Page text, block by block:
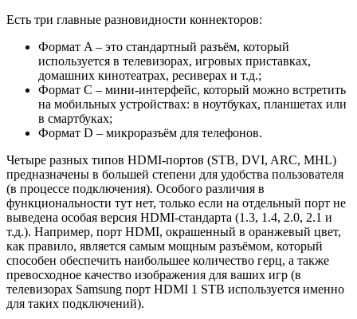
Есть три главные разновидности коннекторов:
Формат A – это стандартный разъём, который
используется в телевизорах, игровых приставках,
домашних кинотеатрах, ресиверах и т.д.;
Формат C – мини-интерфейс, который можно встретить
на мобильных устройствах: в ноутбуках, планшетах или
в смартбуках;
Формат D – микроразъём для телефонов.
Четыре разных типов HDMI-портов (STB, DVI, ARC, MHL)
предназначены в большей степени для удобства пользователя
(в процессе подключения). Особого различия в
функциональности тут нет, только если на отдельный порт не
выведена особая версия HDMI-стандарта (1.3, 1.4, 2.0, 2.1 и
т.д.). Например, порт HDMI, окрашенный в оранжевый цвет,
как правило, является самым мощным разъёмом, который
способен обеспечить наибольшее количество герц, а также
превосходное качество изображения для ваших игр (в
телевизорах Samsung порт HDMI 1 STB используется именно
для таких подключений).